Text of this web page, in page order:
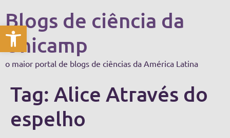
Abrir a barra de ferramentas
Blogs de ciência da
Unicamp
o maior portal de blogs de ciências da América Latina
Tag: Alice Através do
espelho